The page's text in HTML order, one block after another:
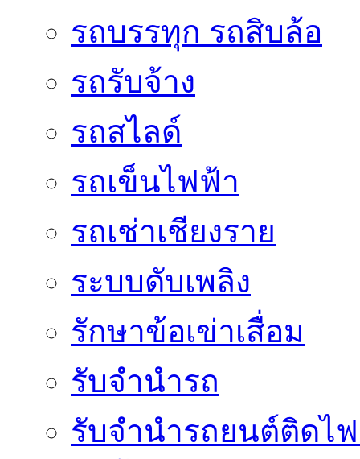
รถบรรทุก รถสิบล้อ
รถรับจ้าง
รถสไลด์
รถเข็นไฟฟ้า
รถเช่าเชียงราย
ระบบดับเพลิง
รักษาข้อเข่าเสื่อม
รับจำนำรถ
รับจํานํารถยนต์ติดไ